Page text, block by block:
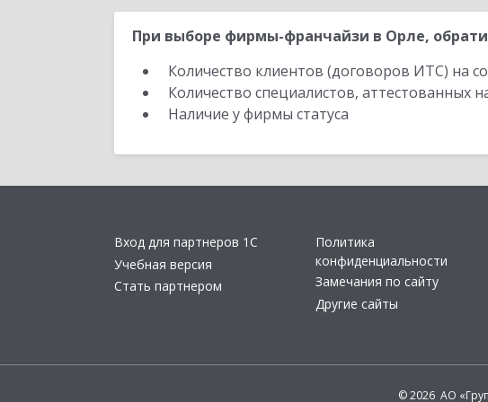
При выборе фирмы-франчайзи в Орле,
Количество клиентов (договоров ИТС) на
Количество специалистов, аттестованных
Наличие у фирмы статуса
Вход для партнеров 1С
Учебная версия
Стать партнером
Политика
конфиденциальности
Замечания по сайту
Другие сайты
© 2026 АО